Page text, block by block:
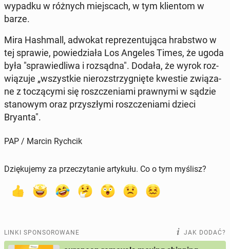
wypadku w różnych miej­scach, w tym klien­tom w
barze.
Mira Ha­sh­mall, adwokat re­pre­zen­tu­ją­ca hrab­stwo w
tej sprawie, po­wie­dzia­ła Los Angeles Times, że ugoda
była "spra­wie­dli­wa i roz­sąd­na". Dodała, że wyrok roz­
wią­zu­je „wszyst­kie nie­roz­strzy­gnię­te kwestie zwią­za­
ne z to­czą­cy­mi się rosz­cze­nia­mi praw­ny­mi w sądzie
sta­no­wym oraz przy­szły­mi rosz­cze­nia­mi dzieci
Bryanta".
PAP / Marcin Rychcik
Dziękujemy za przeczytanie artykułu. Co o tym myślisz?
LINKI SPONSOROWANE JAK DODAĆ?